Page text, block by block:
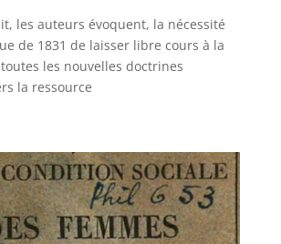
les auteurs évoquent, la nécessité
de 1831 de laisser libre cours à la
les nouvelles doctrines
la ressource